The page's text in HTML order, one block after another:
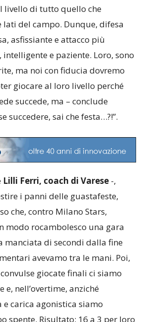
livello di tutto quello che
del campo. Dunque, difesa
asfissiante e attacco più
e paziente. Loro, sono
ma noi con fiducia dovremo
giocare al loro livello perché
succede, ma – conclude
succedere, sai che festa…?!”.
i panni delle guastafeste,
che, contro Milano Stars,
modo rocambolesco una gara
avevamo tra le mani. Poi,
giocate finali ci siamo
e, nell’overtime, anziché
carica agonistica siamo